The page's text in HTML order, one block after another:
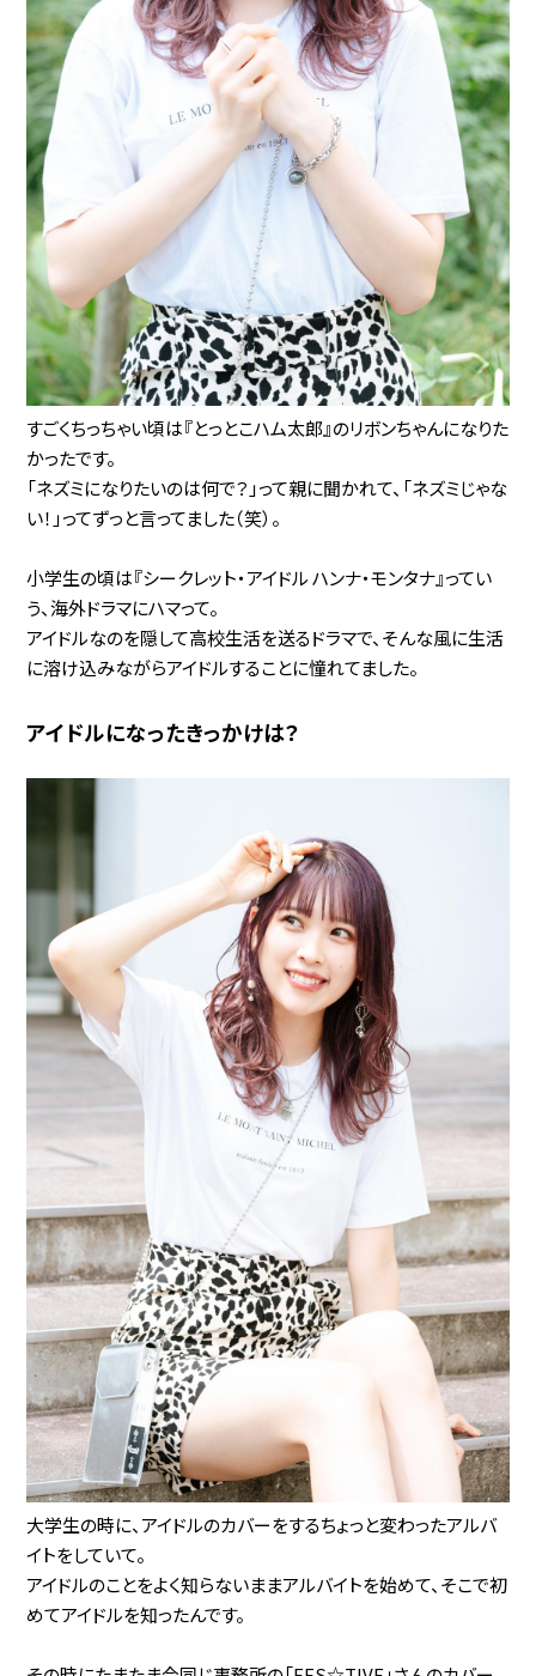
すごくちっちゃい頃は『とっとこハム太郎』のリボンちゃんになりた
かったです。
「ネズミになりたいのは何で？」って親に聞かれて、「ネズミじゃな
い！」ってずっと言ってました（笑）。
小学生の頃は『シークレット・アイドル ハンナ・モンタナ』ってい
う、海外ドラマにハマって。
アイドルなのを隠して高校生活を送るドラマで、そんな風に生活
に溶け込みながらアイドルすることに憧れてました。
アイドルになったきっかけは？
大学生の時に、アイドルのカバーをするちょっと変わったアルバ
イトをしていて。
アイドルのことをよく知らないままアルバイトを始めて、そこで初
めてアイドルを知ったんです。